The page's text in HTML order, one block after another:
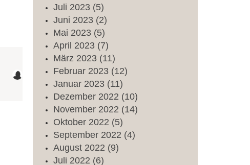
Juli 2023 (5)
Juni 2023 (2)
Mai 2023 (5)
April 2023 (7)
März 2023 (11)
Februar 2023 (12)
Januar 2023 (11)
Dezember 2022 (10)
November 2022 (14)
Oktober 2022 (5)
September 2022 (4)
August 2022 (9)
Juli 2022 (6)